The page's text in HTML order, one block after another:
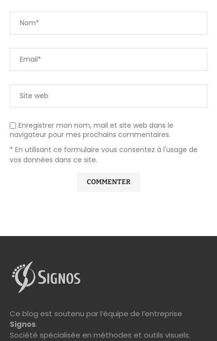
Enregistrer mon nom, mail et site web dans le
navigateur pour mes prochains commentaires.
* En utilisant ce formulaire vous consentez à l'usage de
vos données dans ce site.
Ce blog est soutenu par l’équipe de l’entreprise
Signos.
Société spécialisée en méthodes et outils visuels.